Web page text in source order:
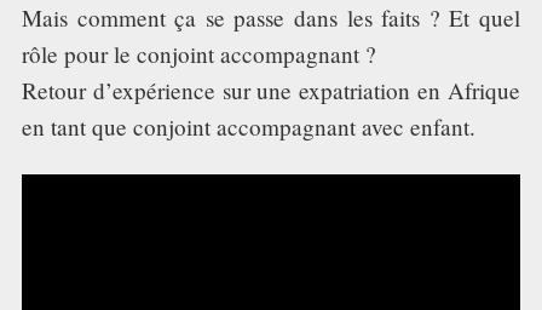
DEVCAMPS
BLOG
Mais comment ça se passe dans les faits ? Et quel
rôle pour le conjoint accompagnant ?
Retour d’expérience sur une expatriation en Afrique
en tant que conjoint accompagnant avec enfant.